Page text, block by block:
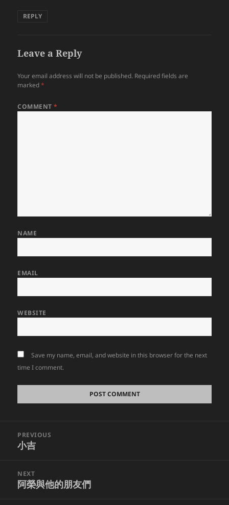
REPLY
Leave a Reply
Your email address will not be published. Required fields are
marked*
COMMENT*
NAME
EMAIL
WEBSITE
Save my name, email, and website in this browser for the next
time I comment.
navigation
PREVIOUS
Previous
小吉
NEXT
Next
阿榮與他的朋友們